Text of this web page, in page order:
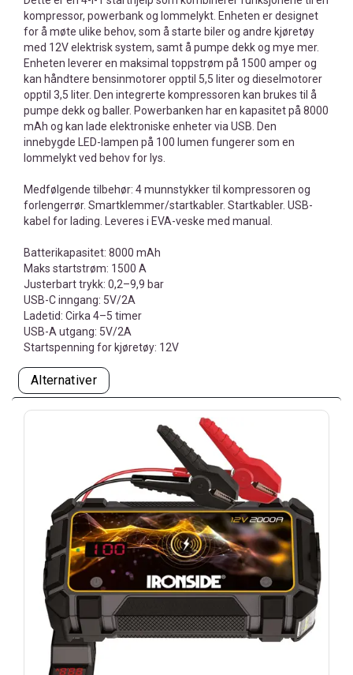
kompressor, powerbank og lommelykt. Enheten er designet
for å møte ulike behov, som å starte biler og andre kjøretøy
med 12V elektrisk system, samt å pumpe dekk og mye mer.
Enheten leverer en maksimal toppstrøm på 1500 amper og
kan håndtere bensinmotorer opptil 5,5 liter og dieselmotorer
opptil 3,5 liter. Den integrerte kompressoren kan brukes til å
pumpe dekk og baller. Powerbanken har en kapasitet på 8000
mAh og kan lade elektroniske enheter via USB. Den
innebygde LED-lampen på 100 lumen fungerer som en
lommelykt ved behov for lys.
Medfølgende tilbehør: 4 munnstykker til kompressoren og
forlengerrør. Smartklemmer/startkabler. Startkabler. USB-
kabel for lading. Leveres i EVA-veske med manual.
Batterikapasitet: 8000 mAh
Maks startstrøm: 1500 A
Justerbart trykk: 0,2–9,9 bar
USB-C inngang: 5V/2A
Ladetid: Cirka 4–5 timer
USB-A utgang: 5V/2A
Startspenning for kjøretøy: 12V
Alternativer